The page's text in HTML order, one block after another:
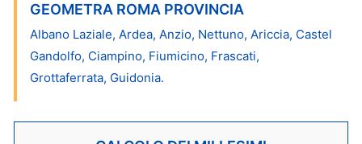
GEOMETRA ROMA PROVINCIA
Albano Laziale, Ardea, Anzio, Nettuno, Ariccia, Castel
Gandolfo, Ciampino, Fiumicino, Frascati,
Grottaferrata, Guidonia.